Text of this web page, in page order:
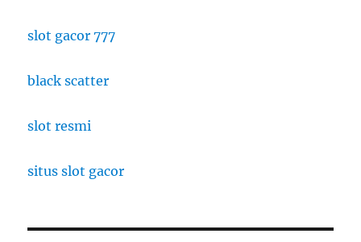
slot gacor 777
black scatter
slot resmi
situs slot gacor